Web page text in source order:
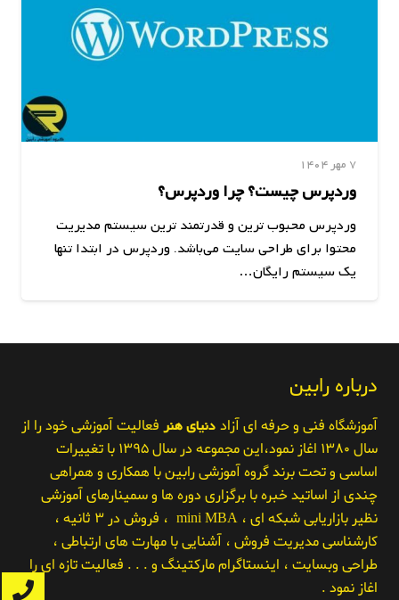
7 مهر 1404
وردپرس چیست؟ چرا وردپرس؟
وردپرس محبوب ترین و قدرتمند ترین سیستم مدیریت
محتوا برای طراحی سایت می‌باشد. وردپرس در ابتدا تنها
یک سیستم رایگان…
درباره رابین
آموزشگاه فنی و حرفه ای آزاد دنیای هنر فعالیت آموزشی خود را از
سال ۱۳۸۰ اغاز نمود،این مجموعه در سال ۱۳۹۵ با تغییرات
اساسی و تحت برند گروه آموزشی رابین با همکاری و همراهی
چندی از اساتید خبره با برگزاری دوره ها و سمینارهای آموزشی
نظیر بازاریابی شبکه ای ، mini MBA ، فروش در ۳ ثانیه ،
کارشناسی مدیریت فروش ، آشنایی با مهارت های ارتباطی ،
طراحی وبسایت ، اینستاگرام مارکتینگ و . . . فعالیت تازه ای را
اغاز نمود .